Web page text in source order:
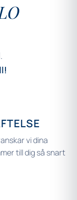
vi dina
till dig så snart